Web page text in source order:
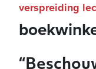
verspreiding